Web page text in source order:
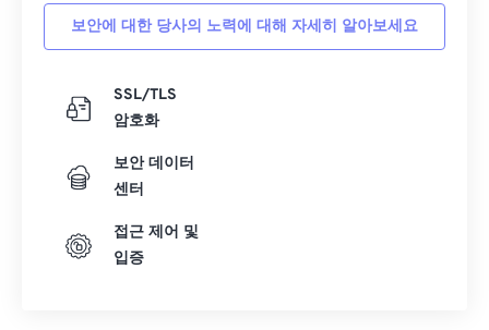
보안에 대한 당사의 노력에 대해 자세히 알아보세요
SSL/TLS
암호화
보안 데이터
센터
접근 제어 및
입증